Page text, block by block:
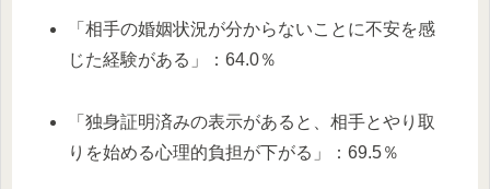
「相手の婚姻状況が分からないことに不安を感
じた経験がある」：64.0％
「独身証明済みの表示があると、相手とやり取
りを始める心理的負担が下がる」：69.5％